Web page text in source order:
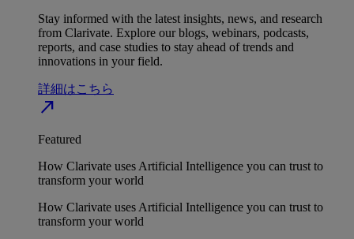
Stay informed with the latest insights, news, and research
from Clarivate. Explore our blogs, webinars, podcasts,
reports, and case studies to stay ahead of trends and
innovations in your field.
詳細はこちら
north_east
Featured
How Clarivate uses Artificial Intelligence you can trust to
transform your world
How Clarivate uses Artificial Intelligence you can trust to
transform your world